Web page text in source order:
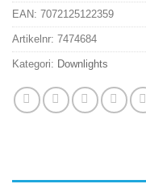
EAN: 7072125122359
Artikelnr: 7474684
Kategori: Downlights